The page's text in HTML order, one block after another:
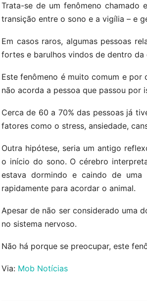
Trata-se de um fenômeno chamado
transição entre o sono e a vigília – e
Em casos raros, algumas pessoas
fortes e barulhos vindos de dentro da
Este fenômeno é muito comum e por
não acorda a pessoa que passou por
Cerca de 60 a 70% das pessoas já
fatores como o stress, ansiedade,
Outra hipótese, seria um antigo
o início do sono. O cérebro
estava dormindo e caindo de uma
rapidamente para acordar o animal.
Apesar de não ser considerado uma
no sistema nervoso.
Não há porque se preocupar, este
Via: Mob Notícias